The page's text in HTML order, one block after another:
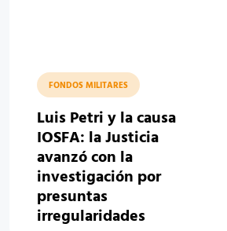
FONDOS MILITARES
Luis Petri y la causa
IOSFA: la Justicia
avanzó con la
investigación por
presuntas
irregularidades